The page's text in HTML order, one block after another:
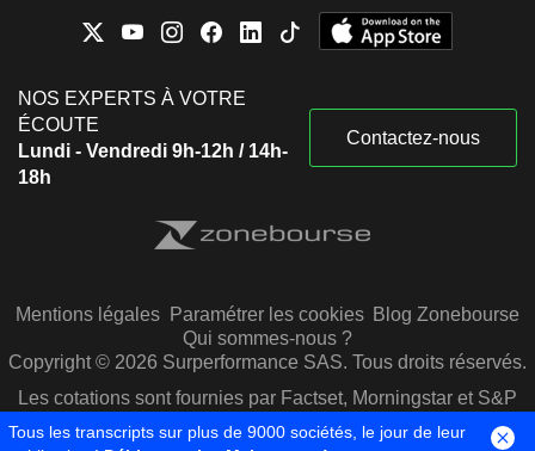
NOS EXPERTS À VOTRE
ÉCOUTE
Lundi - Vendredi 9h-12h / 14h-
18h
Contactez-nous
Mentions légales Paramétrer les cookies Blog Zonebourse
Qui sommes-nous ?
Copyright © 2026 Surperformance SAS. Tous droits réservés.
Les cotations sont fournies par Factset, Morningstar et S&P
Capital IQ
Tous les transcripts sur plus de 9000 sociétés, le jour de leur